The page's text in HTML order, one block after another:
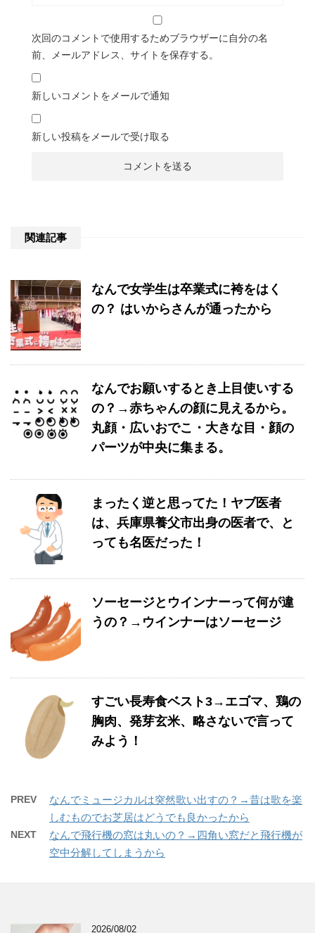
次回のコメントで使用するためブラウザーに自分の名
前、メールアドレス、サイトを保存する。
新しいコメントをメールで通知
新しい投稿をメールで受け取る
関連記事
なんで女学生は卒業式に袴をはく
の？ はいからさんが通ったから
なんでお願いするとき上目使いする
の？→赤ちゃんの顔に見えるから。
丸顔・広いおでこ・大きな目・顔の
パーツが中央に集まる。
まったく逆と思ってた！ヤブ医者
は、兵庫県養父市出身の医者で、と
っても名医だった！
ソーセージとウインナーって何が違
うの？→ウインナーはソーセージ
すごい長寿食ベスト3→エゴマ、鶏の
胸肉、発芽玄米、略さないで言って
みよう！
PREV
なんでミュージカルは突然歌い出すの？→昔は歌を楽
しむものでお芝居はどうでも良かったから
NEXT
なんで飛行機の窓は丸いの？→四角い窓だと飛行機が
空中分解してしまうから
2026/08/02